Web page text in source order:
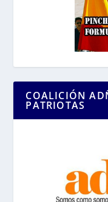
COALICIÓN
PATRIOTAS